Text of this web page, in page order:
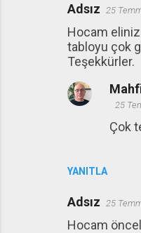
Adsız 25
Hocam
tabloyu çok
Teşekkürler.
YANITLA
25
Çok
Adsız 25
Hocam